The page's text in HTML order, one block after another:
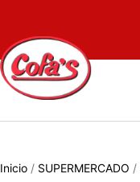
Inicio / SUPERMERCADO /